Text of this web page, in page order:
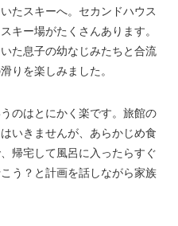
たスキーへ。セカンドハウス
キー場がたくさんあります。
た息子の幼なじみたちと合流
りを楽しみました。
のはとにかく楽です。旅館の
いきませんが、あらかじめ食
帰宅して風呂に入ったらすぐ
う？と計画を話しながら家族